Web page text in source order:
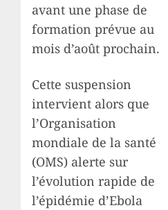
avant une phase de
formation prévue au
mois d’août prochain.
Cette suspension
intervient alors que
l’Organisation
mondiale de la santé
(OMS) alerte sur
l’évolution rapide de
l’épidémie d’Ebola